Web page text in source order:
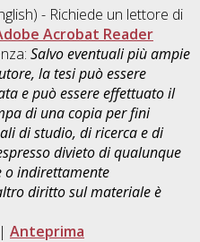
- Richiede un lettore di
Acrobat Reader
Salvo eventuali più ampie
la tesi può essere
e può essere effettuato il
di una copia per fini
di studio, di ricerca e di
divieto di qualunque
o indirettamente
diritto sul materiale è
| Anteprima